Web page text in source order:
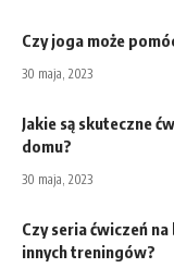
Czy joga może
30 maja, 2023
Jakie są skuteczne
domu?
30 maja, 2023
Czy seria ćwiczeń
innych treningów?